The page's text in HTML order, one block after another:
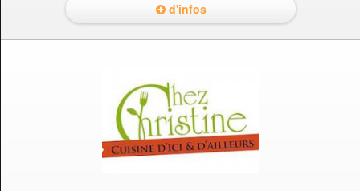
d'infos